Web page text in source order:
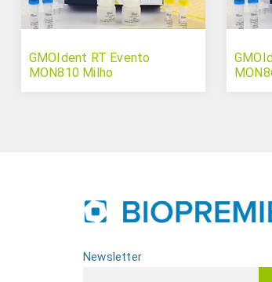
GMOIdent RT Evento
MON810 Milho
Newsletter